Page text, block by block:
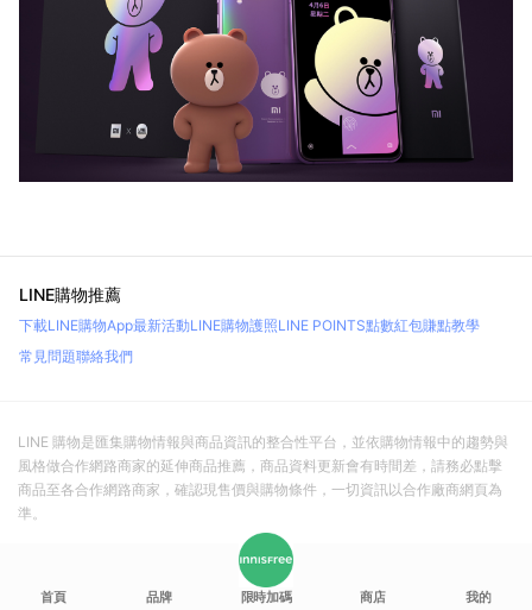
LINE購物推薦
下載LINE購物App最新活動LINE購物護照LINE POINTS點數紅包賺點教學
常見問題聯絡我們
LINE 購物是匯集購物情報與商品資訊的整合性平台，並依購物情報中的趨勢與
風格做合作網路商家的延伸商品推薦，商品資料更新會有時間差，請務必點擊
商品至各合作網路商家，確認現售價與購物條件，一切資訊以合作廠商網頁為
準。
首頁 品牌 限時加碼 商店 我的